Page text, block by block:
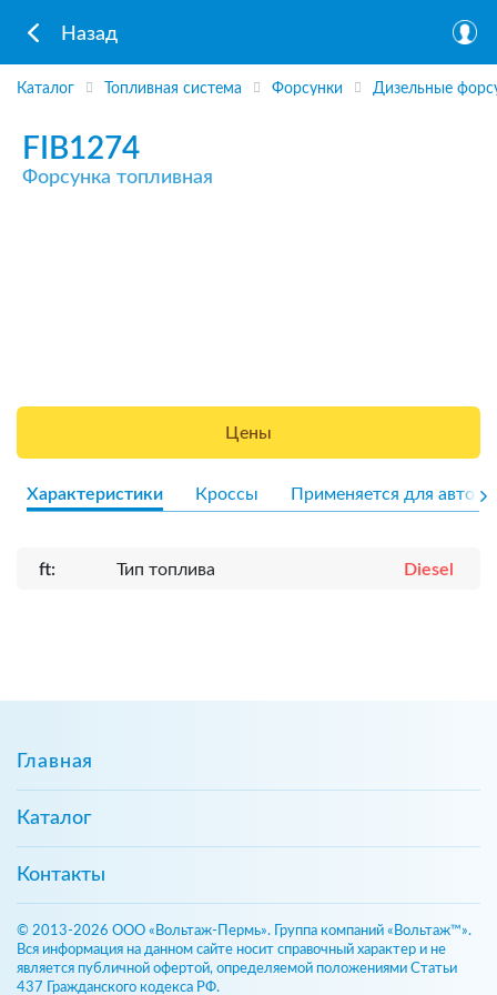
Назад
Каталог Топливная система Форсунки Дизельные
FIB1274
Форсунка топливная
Цены
Характеристики Кроссы Применяется для авто
ft: Тип топлива Diesel
Главная
Каталог
Контакты
© 2013-2026 ООО «Вольтаж-Пермь». Группа компаний «Вольтаж™».
Вся информация на данном сайте носит справочный характер и не
является публичной офертой, определяемой положениями Статьи
437 Гражданского кодекса РФ.